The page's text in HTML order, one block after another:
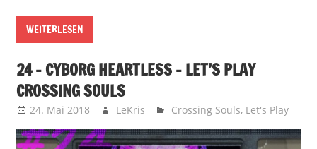
WEITERLESEN
24 – CYBORG HEARTLESS – LET’S PLAY
CROSSING SOULS
24. Mai 2018 LeKris Crossing Souls, Let's Play